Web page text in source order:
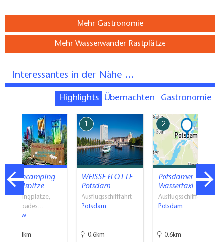
Mehr Gastronomie
Mehr Wasserwander-Rastplätze
Interessantes in der Nähe ...
Highlights Übernachten Gastronomie
Blütencamping
Riegelspitze
Campingplätze,
Naturbades…
Petzow
13.4km
1
WEISSE FLOTTE
Potsdam
Ausflugsschifffahrt
Potsdam
0.6km
2
Potsdamer
Wassertaxi
Ausflugsschifffahrt
Potsdam
0.6km